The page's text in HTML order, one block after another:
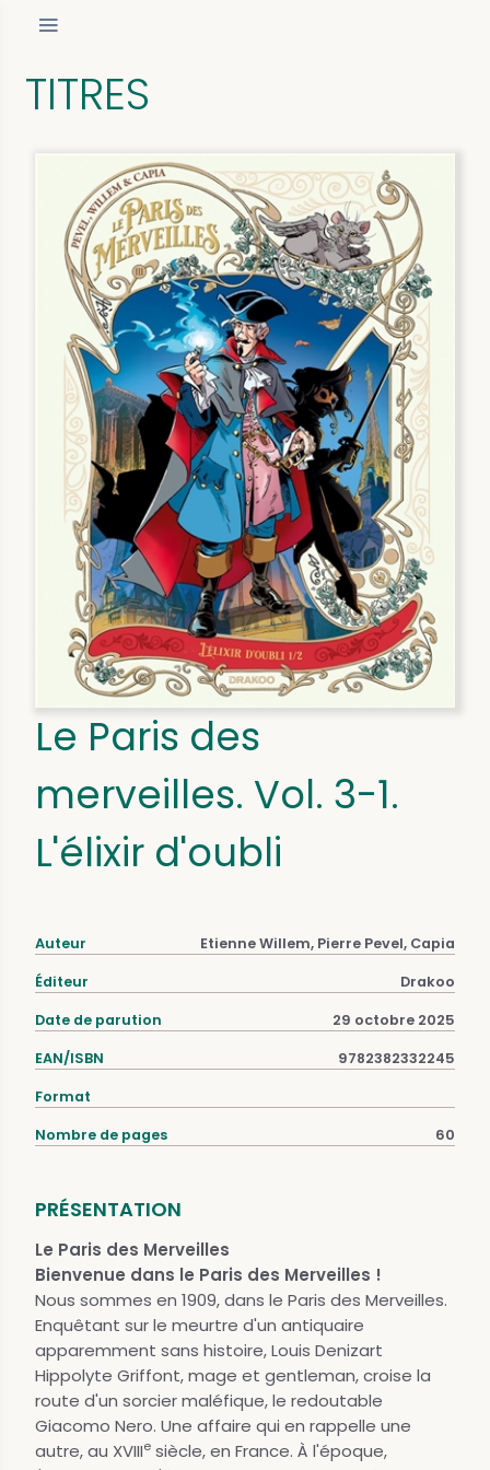
TITRES
Le Paris des
merveilles. Vol. 3-1.
L'élixir d'oubli
Auteur Etienne Willem, Pierre Pevel, Capia
Éditeur Drakoo
Date de parution 29 octobre 2025
EAN/ISBN 9782382332245
Format
Nombre de pages 60
PRÉSENTATION
Le Paris des Merveilles
Bienvenue dans le Paris des Merveilles !
Nous sommes en 1909, dans le Paris des Merveilles.
Enquêtant sur le meurtre d'un antiquaire
apparemment sans histoire, Louis Denizart
Hippolyte Griffont, mage et gentleman, croise la
route d'un sorcier maléfique, le redoutable
Giacomo Nero. Une affaire qui en rappelle une
autre, au XVIIIe siècle, en France. À l'époque,